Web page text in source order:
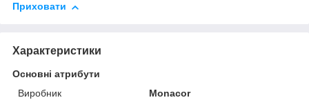
Приховати
Характеристики
Основні атрибути
Виробник
Monacor